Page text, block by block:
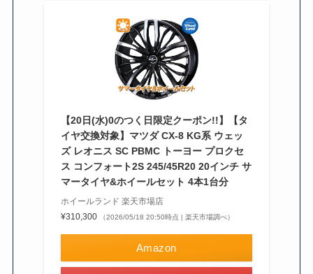
【20日(水)0のつく日限定クーポン!!】【タ
イヤ交換対象】マツダ CX-8 KG系 ウェッ
ズ レオニス SC PBMC トーヨー プロクセ
ス コンフォート2S 245/45R20 20インチ サ
マータイヤ&ホイールセット 4本1台分
ホイールランド 楽天市場店
¥310,300
（2026/05/18 20:50時点 | 楽天市場調べ）
Amazon